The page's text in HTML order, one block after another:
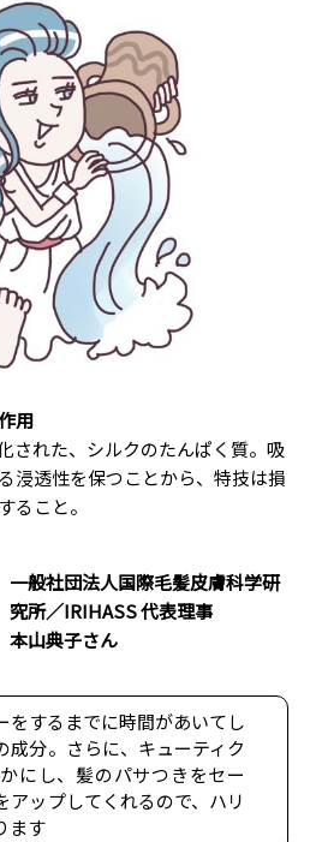
用
された、シルクのたんぱく質。吸
浸透性を保つことから、特技は損
ること。
一般社団法人国際毛髪皮膚科学研
究所／IRIHASS 代表理事
本山典子さん
をするまでに時間があいてし
成分。さらに、キューティク
にし、髪のパサつきをセー
アップしてくれるので、ハリ
ます